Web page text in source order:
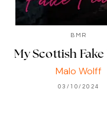
BMR
My Scottish
Malo Wolff
03/10/2024